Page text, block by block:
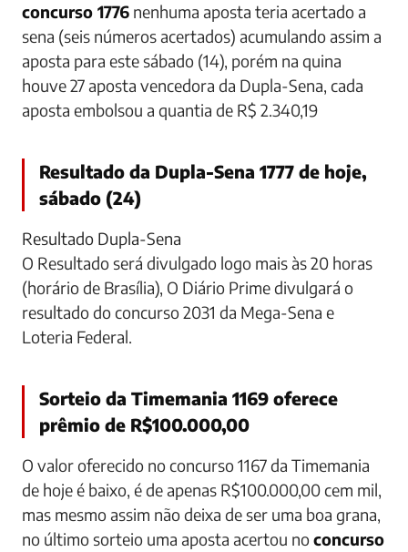
concurso 1776 nenhuma aposta teria acertado a
sena (seis números acertados) acumulando assim a
aposta para este sábado (14), porém na quina
houve 27 aposta vencedora da Dupla-Sena, cada
aposta embolsou a quantia de R$ 2.340,19
Resultado da Dupla-Sena 1777 de hoje,
sábado (24)
Resultado Dupla-Sena
O Resultado será divulgado logo mais às 20 horas
(horário de Brasília), O Diário Prime divulgará o
resultado do concurso 2031 da Mega-Sena e
Loteria Federal.
Sorteio da Timemania 1169 oferece
prêmio de R$100.000,00
O valor oferecido noconcurso 1167da Timemania
de hoje é baixo, é de apenas R$100.000,00 cem mil,
mas mesmo assim não deixa de ser uma boa grana,
no último sorteio uma aposta acertou noconcurso